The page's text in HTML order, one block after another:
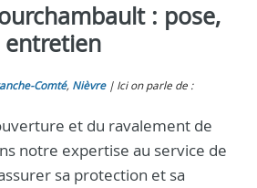
: pose,
Comté, Nièvre Ici on parle de :
et du ravalement de
notre expertise au service de
sa protection et sa